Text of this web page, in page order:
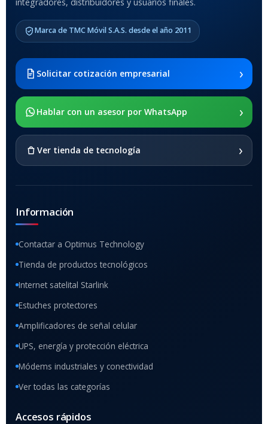
MODELO DE TABLETS
COMPATIBLES
2021 SM-x200 / Samsung
Galaxy Tab A8 10.5 2021 SM-
x205
SOPORTE DE APOYO
Marca de TMC Móvil S.A.S. desde el año 2011
Solicitar cotización empresarial ›
Hablar con un asesor por WhatsApp ›
Ver tienda de tecnología ›
Información
Contactar a Optimus Technology
Tienda de productos tecnológicos
Internet satelital Starlink
Estuches protectores
Amplificadores de señal celular
UPS, energía y protección eléctrica
Módems industriales y conectividad
Ver todas las categorías
Accesos rápidos